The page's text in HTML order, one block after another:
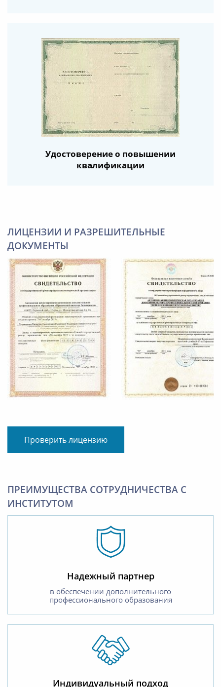
Удостоверение о повышении
квалификации
ЛИЦЕНЗИИ И РАЗРЕШИТЕЛЬНЫЕ
ДОКУМЕНТЫ
Проверить лицензию
ПРЕИМУЩЕСТВА СОТРУДНИЧЕСТВА С
ИНСТИТУТОМ
Надежный партнер
в обеспечении дополнительного
профессионального образования
Индивидуальный подход